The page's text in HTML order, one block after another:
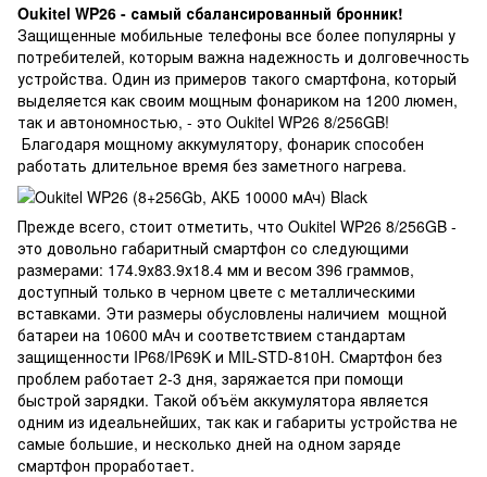
Oukitel WP26 - самый сбалансированный бронник!
Защищенные мобильные телефоны все более популярны у
потребителей, которым важна надежность и долговечность
устройства. Один из примеров такого смартфона, который
выделяется как своим мощным фонариком на 1200 люмен,
так и автономностью, - это Oukitel WP26 8/256GB!
Благодаря мощному аккумулятору, фонарик способен
работать длительное время без заметного нагрева.
Прежде всего, стоит отметить, что Oukitel WP26 8/256GB -
это довольно габаритный смартфон со следующими
размерами: 174.9х83.9х18.4 мм и весом 396 граммов,
доступный только в черном цвете с металлическими
вставками. Эти размеры обусловлены наличием мощной
батареи на 10600 мАч и соответствием стандартам
защищенности IP68/IP69K и MIL-STD-810H. Смартфон без
проблем работает 2-3 дня, заряжается при помощи
быстрой зарядки. Такой объём аккумулятора является
одним из идеальнейших, так как и габариты устройства не
самые большие, и несколько дней на одном заряде
смартфон проработает.